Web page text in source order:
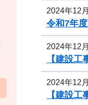
2024年12
令和7年
2024年12
【建設
2024年12
【建設